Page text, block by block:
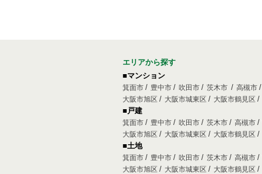
エリアから探す
■マンション
箕面市 豊中市 吹田市 茨木市 高槻市
大阪市旭区
大阪市城東区 大阪市鶴見区
■戸建
箕面市 豊中市 吹田市 茨木市 高槻市
大阪市旭区
大阪市城東区 大阪市鶴見区
■土地
箕面市 豊中市 吹田市 茨木市 高槻市
大阪市旭区
大阪市城東区 大阪市鶴見区